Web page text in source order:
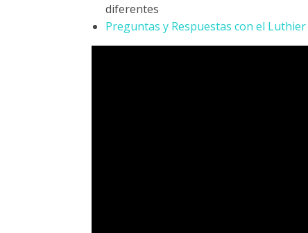
diferentes
Preguntas y Respuestas con el Luthier